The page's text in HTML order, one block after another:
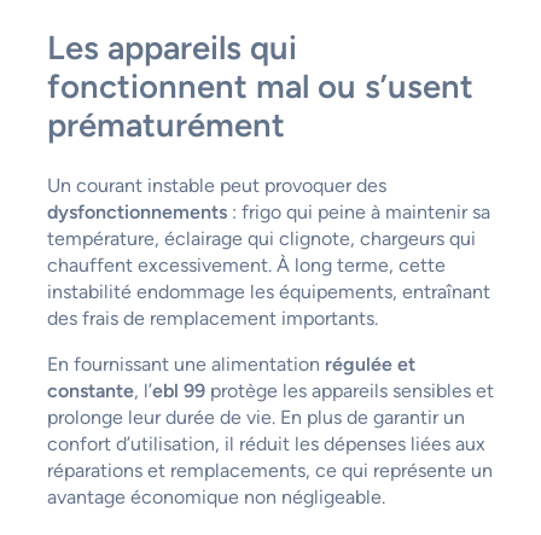
Les appareils qui
fonctionnent mal ou s’usent
prématurément
Un courant instable peut provoquer des
dysfonctionnements: frigo qui peine à maintenir sa
température, éclairage qui clignote, chargeurs qui
chauffent excessivement. À long terme, cette
instabilité endommage les équipements, entraînant
des frais de remplacement importants.
En fournissant une alimentation régulée et
constante, l’ebl 99protège les appareils sensibles et
prolonge leur durée de vie. En plus de garantir un
confort d’utilisation, il réduit les dépenses liées aux
réparations et remplacements, ce qui représente un
avantage économique non négligeable.